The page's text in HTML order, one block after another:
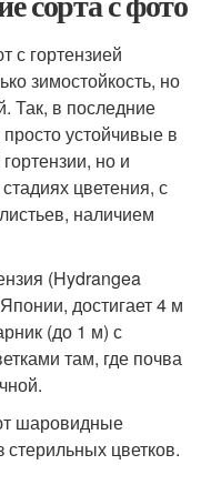
с гортензией
зимостойкость, но
Так, в последние
устойчивые в
но и
цветения, с
наличием
(Hydrangea
достигает 4 м
(до 1 м) с
там, где почва
шаровидные
цветков.